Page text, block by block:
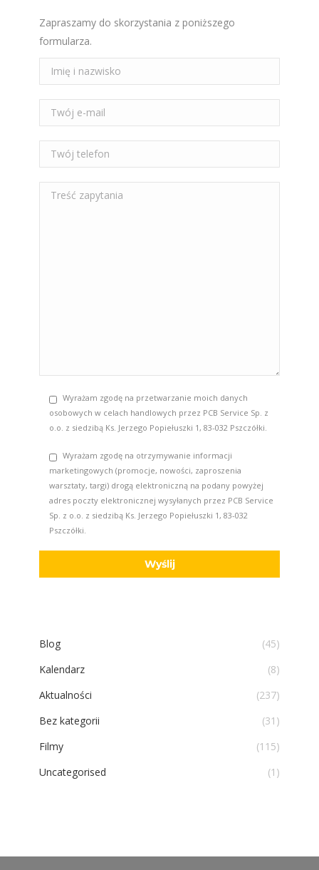
Zapraszamy do skorzystania z poniższego
formularza.
Wyrażam zgodę na przetwarzanie moich danych
osobowych w celach handlowych przez PCB Service Sp. z
o.o. z siedzibą Ks. Jerzego Popiełuszki 1, 83-032 Pszczółki.
Wyrażam zgodę na otrzymywanie informacji
marketingowych (promocje, nowości, zaproszenia
warsztaty, targi) drogą elektroniczną na podany powyżej
adres poczty elektronicznej wysyłanych przez PCB Service
Sp. z o.o. z siedzibą Ks. Jerzego Popiełuszki 1, 83-032
Pszczółki.
Blog
(45)
Kalendarz
(8)
Aktualności
(237)
Bez kategorii
(31)
Filmy
(115)
Uncategorised
(1)